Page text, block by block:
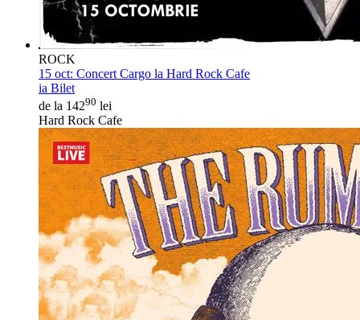
ROCK
15 oct: Concert Cargo la Hard Rock Cafe
ia Bilet
de la 14290 lei
Hard Rock Cafe